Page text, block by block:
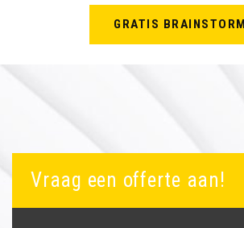
GRATIS BRAINSTORM
Vraag een offerte aan!